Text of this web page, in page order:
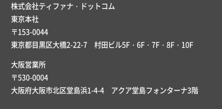
株式会社ティファナ・ドットコム
東京本社
〒153-0044
東京都目黒区大橋2-22-7 村田ビル5F・6F・7F・8F・10F
大阪営業所
〒530-0004
大阪府大阪市北区堂島浜1-4-4 アクア堂島フォンターナ3階